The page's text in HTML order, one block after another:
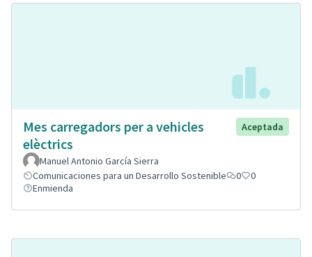
Mes carregadors per a vehicles
elèctrics
Aceptada
Manuel Antonio García Sierra
Comunicaciones para un Desarrollo Sostenible
0
0
Enmienda